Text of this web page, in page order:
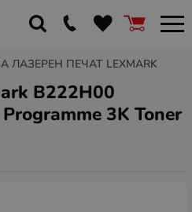
ЛАЗЕРЕН ПЕЧАТ LEXMARK
B222H00
3K Toner